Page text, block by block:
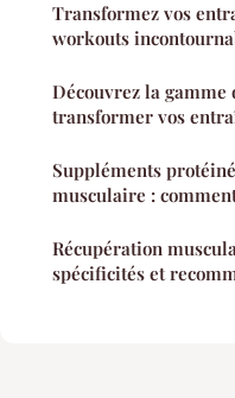
Transformez vos
workouts
Découvrez la
transformer vos
Suppléments
musculaire :
Récupération
spécificités et